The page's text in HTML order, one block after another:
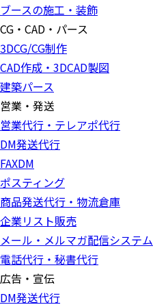
ブースの施工・装飾
CG・CAD・パース
3DCG/CG制作
CAD作成・3DCAD製図
建築パース
営業・発送
営業代行・テレアポ代行
DM発送代行
FAXDM
ポスティング
商品発送代行・物流倉庫
企業リスト販売
メール・メルマガ配信システム
電話代行・秘書代行
広告・宣伝
DM発送代行